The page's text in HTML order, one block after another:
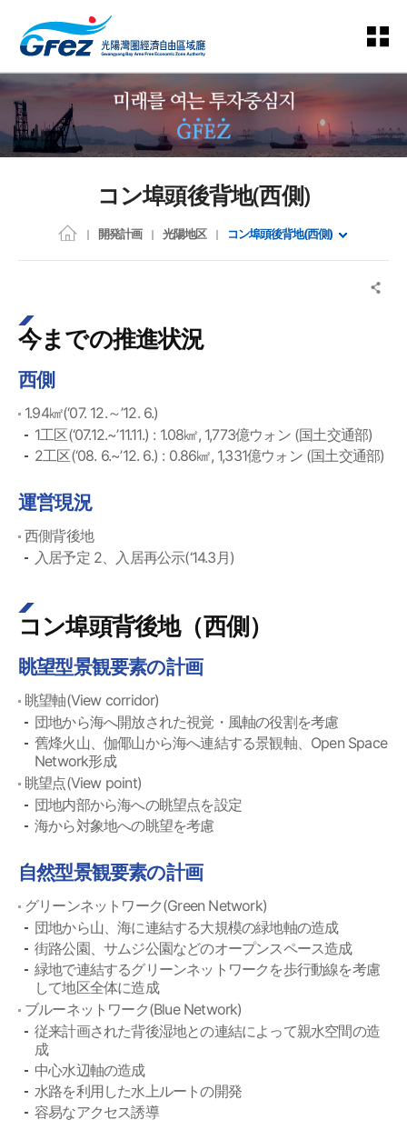
コン埠頭後背地(西側)
開発計画 光陽地区 コン埠頭後背地(西側)
今までの推進状況
西側
1.94㎢(‘07. 12.～’12. 6.)
1工区(‘07.12.~’11.11.) : 1.08㎢, 1,773億ウォン (国土交通部)
2工区(‘08. 6.~’12. 6.) : 0.86㎢, 1,331億ウォン (国土交通部)
運営現況
西側背後地
入居予定 2、入居再公示(‘14.3月)
コン埠頭背後地（西側）
眺望型景観要素の計画
眺望軸(View corridor)
団地から海へ開放された視覚・風軸の役割を考慮
舊烽火山、伽倻山から海へ連結する景観軸、Open Space
Network形成
眺望点(View point)
団地内部から海への眺望点を設定
海から対象地への眺望を考慮
自然型景観要素の計画
グリーンネットワーク(Green Network)
団地から山、海に連結する大規模の緑地軸の造成
街路公園、サムジ公園などのオープンスペース造成
緑地で連結するグリーンネットワークを歩行動線を考慮
して地区全体に造成
ブルーネットワーク(Blue Network)
従来計画された背後湿地との連結によって親水空間の造
成
中心水辺軸の造成
水路を利用した水上ルートの開発
容易なアクセス誘導